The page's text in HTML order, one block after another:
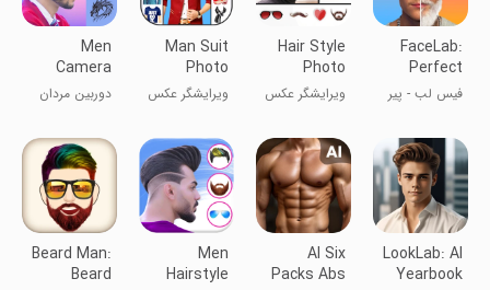
FaceLab:
Perfect
Face Editor
فیس لب - پیر
Hair Style
Photo
Editor
ویرایشگر عکس
Man Suit
Photo
Editor: Men
Suit Photo
2020
ویرایشگر عکس
مردانه: مونتاژ
عکس کت و
شلوار 2020
Men
Camera
دوربین مردان
LookLab: AI
Yearbook
AI Six
Packs Abs
Men
Hairstyle
Beard Man:
Beard